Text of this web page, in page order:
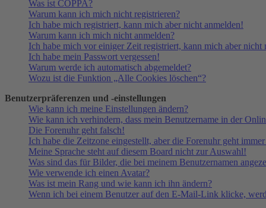
Was ist COPPA?
Warum kann ich mich nicht registrieren?
Ich habe mich registriert, kann mich aber nicht anmelden!
Warum kann ich mich nicht anmelden?
Ich habe mich vor einiger Zeit registriert, kann mich aber nicht
Ich habe mein Passwort vergessen!
Warum werde ich automatisch abgemeldet?
Wozu ist die Funktion „Alle Cookies löschen“?
Benutzerpräferenzen und -einstellungen
Wie kann ich meine Einstellungen ändern?
Wie kann ich verhindern, dass mein Benutzername in der
Die Forenuhr geht falsch!
Ich habe die Zeitzone eingestellt, aber die Forenuhr geht
Meine Sprache steht auf diesem Board nicht zur Auswahl!
Was sind das für Bilder, die bei meinem Benutzernamen
Wie verwende ich einen Avatar?
Was ist mein Rang und wie kann ich ihn ändern?
Wenn ich bei einem Benutzer auf den E-Mail-Link klicke,